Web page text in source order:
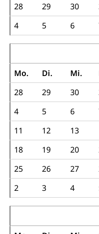
28
29 30
4
5 6
Mo.
Di. Mi.
28
29 30
4
5 6
11
12 13
18
19 20
25
26 27
2
3 4
Vorratshaltung, Vorrat
Waffen
Waffen,
Zivildienst
Militärdienst
Zivilschutz
Schutzdienstpflicht,
Schutzraumbaupflicht
Staat und Recht
Gleichstellung von
Diskriminierung,